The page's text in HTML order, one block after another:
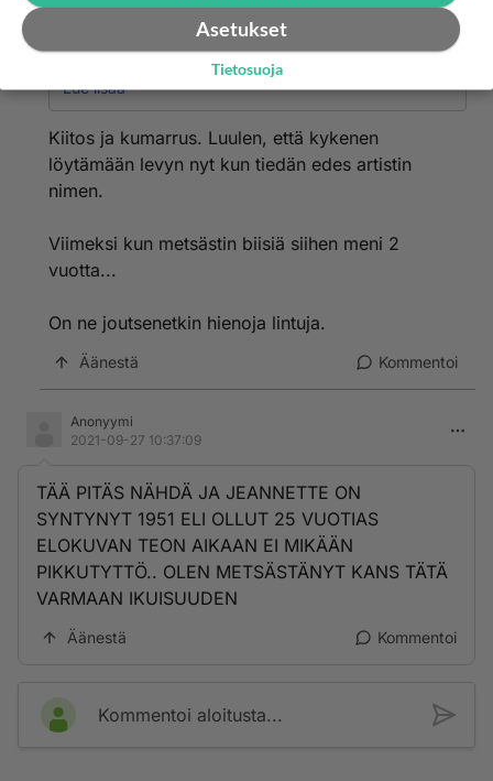
Alkuperäinen artisti on kyllä Jeanette, kysyin asiaa
Mm. espanjalainen kaveri tiesi kyllä Jeaneten tarkaan.
Kertoi hänen lopettaneen ainakin toistaiseksi
laulamisen, ja ikää kertoi löytyvän yli 40. Ja sanoi J:n
1976.
vastustamatta vetäisi luokseen, ohittaen järjen...
Hyvää viikonloppua!
PS. Sitä paitsi korpit ovat kivoja lintuja! Harakoihin
palaakin kävyt ja hihat. Ni. Ettäs tiiät.
Lue lisää
Kiitos ja kumarrus. Luulen, että kykenen
löytämään levyn nyt kun tiedän edes artistin
nimen.
Viimeksi kun metsästin biisiä siihen meni 2
vuotta...
On ne joutsenetkin hienoja lintuja.
Äänestä Kommentoi
Anonyymi
2021-09-27 10:37:09
TÄÄ PITÄS NÄHDÄ JA JEANNETTE ON
SYNTYNYT 1951 ELI OLLUT 25 VUOTIAS
ELOKUVAN TEON AIKAAN EI MIKÄÄN
PIKKUTYTTÖ.. OLEN METSÄSTÄNYT KANS TÄTÄ
VARMAAN IKUISUUDEN
Äänestä Kommentoi
Kommentoi aloitusta...
Asetukset
Tietosuoja